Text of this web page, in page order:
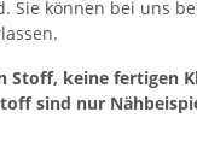
Sie können bei uns
keine fertigen
sind nur